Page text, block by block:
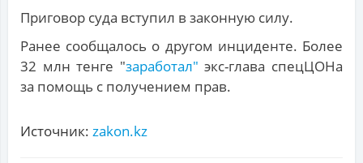
Приговор суда вступил в законную силу.
Ранее сообщалось о другом инциденте. Более
32 млн тенге "заработал"экс-глава спецЦОНа
за помощь с получением прав.
Источник: zakon.kz